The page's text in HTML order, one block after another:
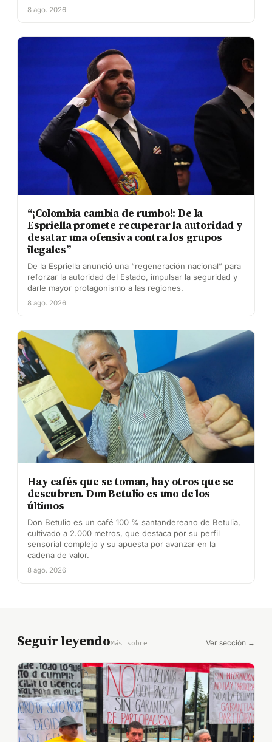
8 ago. 2026
“¡Colombia cambia de rumbo!: De la
Espriella promete recuperar la autoridad y
desatar una ofensiva contra los grupos
ilegales”
De la Espriella anunció una “regeneración nacional” para
reforzar la autoridad del Estado, impulsar la seguridad y
darle mayor protagonismo a las regiones.
8 ago. 2026
Hay cafés que se toman, hay otros que se
descubren. Don Betulio es uno de los
últimos
Don Betulio es un café 100 % santandereano de Betulia,
cultivado a 2.000 metros, que destaca por su perfil
sensorial complejo y su apuesta por avanzar en la
cadena de valor.
8 ago. 2026
Seguir leyendoMás sobre Ver sección →